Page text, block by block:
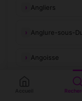
Angliers
Anglure-sous-
Angoisse